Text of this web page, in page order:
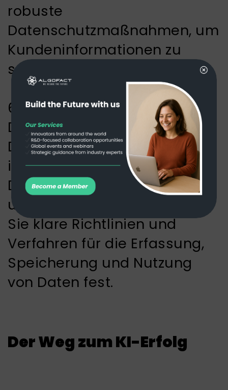
robuste
Datenschutzmaßnahmen, um
Kundeninformationen zu
schützen.
6- Fehlende
Datenverwaltung: Ein starker
Data-Governance-Rahmen
ist für eine effiziente
Datenverwaltung
unerlässlich. Lösung: Legen
Sie klare Richtlinien und
Verfahren für die Erfassung,
Speicherung und Nutzung
von Daten fest.
Der Weg zum KI-Erfolg